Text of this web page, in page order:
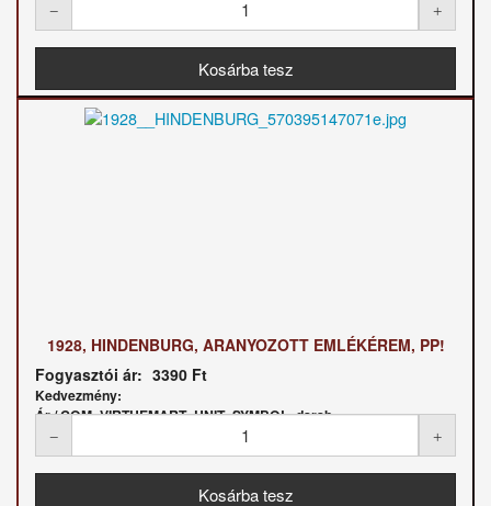
1928, HINDENBURG, ARANYOZOTT EMLÉKÉREM, PP!
Fogyasztói ár: 3390 Ft
Kedvezmény:
Ár / COM_VIRTUEMART_UNIT_SYMBOL_darab: